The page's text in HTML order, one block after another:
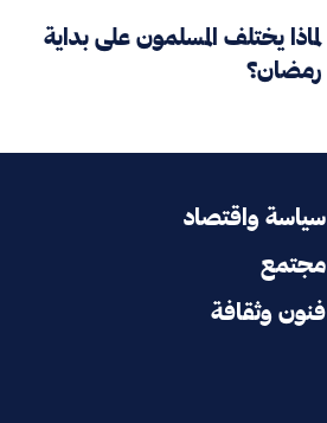
لماذا يختلف المسلمون على بداية
رمضان؟
سياسة واقتصاد
مجتمع
فنون وثقافة